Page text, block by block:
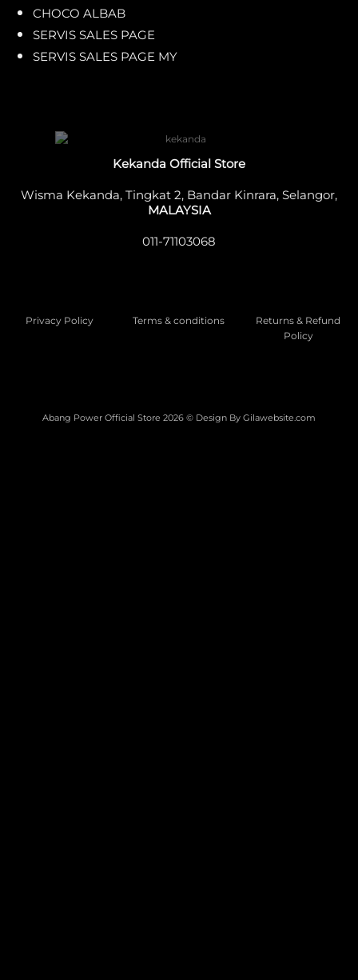
CHOCO ALBAB
SERVIS SALES PAGE
SERVIS SALES PAGE MY
Kekanda Official Store
Wisma Kekanda, Tingkat 2, Bandar Kinrara, Selangor,
MALAYSIA
011-71103068
Privacy Policy Terms & conditions
Returns & Refund
Policy
Abang Power Official Store 2026 © Design By Gilawebsite.com